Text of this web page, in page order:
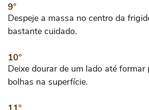
Despeje a massa no centro da
bastante cuidado.
Deixe dourar de um lado até formar
bolhas na superfície.